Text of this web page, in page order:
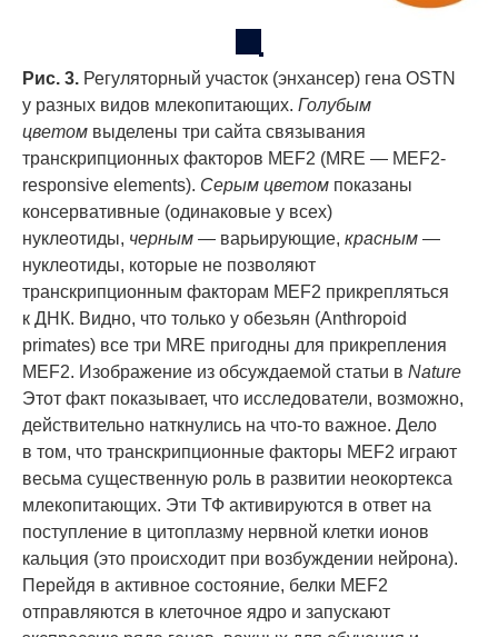
Рис. 3. Регуляторный участок (энхансер) гена OSTN
у разных видов млекопитающих. Голубым
цветом выделены три сайта связывания
транскрипционных факторов MEF2 (MRE — MEF2-
responsive elements). Серым цветом показаны
консервативные (одинаковые у всех)
нуклеотиды, черным — варьирующие, красным —
нуклеотиды, которые не позволяют
транскрипционным факторам MEF2 прикрепляться
к ДНК. Видно, что только у обезьян (Anthropoid
primates) все три MRE пригодны для прикрепления
MEF2. Изображение из обсуждаемой статьи в Nature
Этот факт показывает, что исследователи, возможно,
действительно наткнулись на что-то важное. Дело
в том, что транскрипционные факторы MEF2 играют
весьма существенную роль в развитии неокортекса
млекопитающих. Эти ТФ активируются в ответ на
поступление в цитоплазму нервной клетки ионов
кальция (это происходит при возбуждении нейрона).
Перейдя в активное состояние, белки MEF2
отправляются в клеточное ядро и запускают